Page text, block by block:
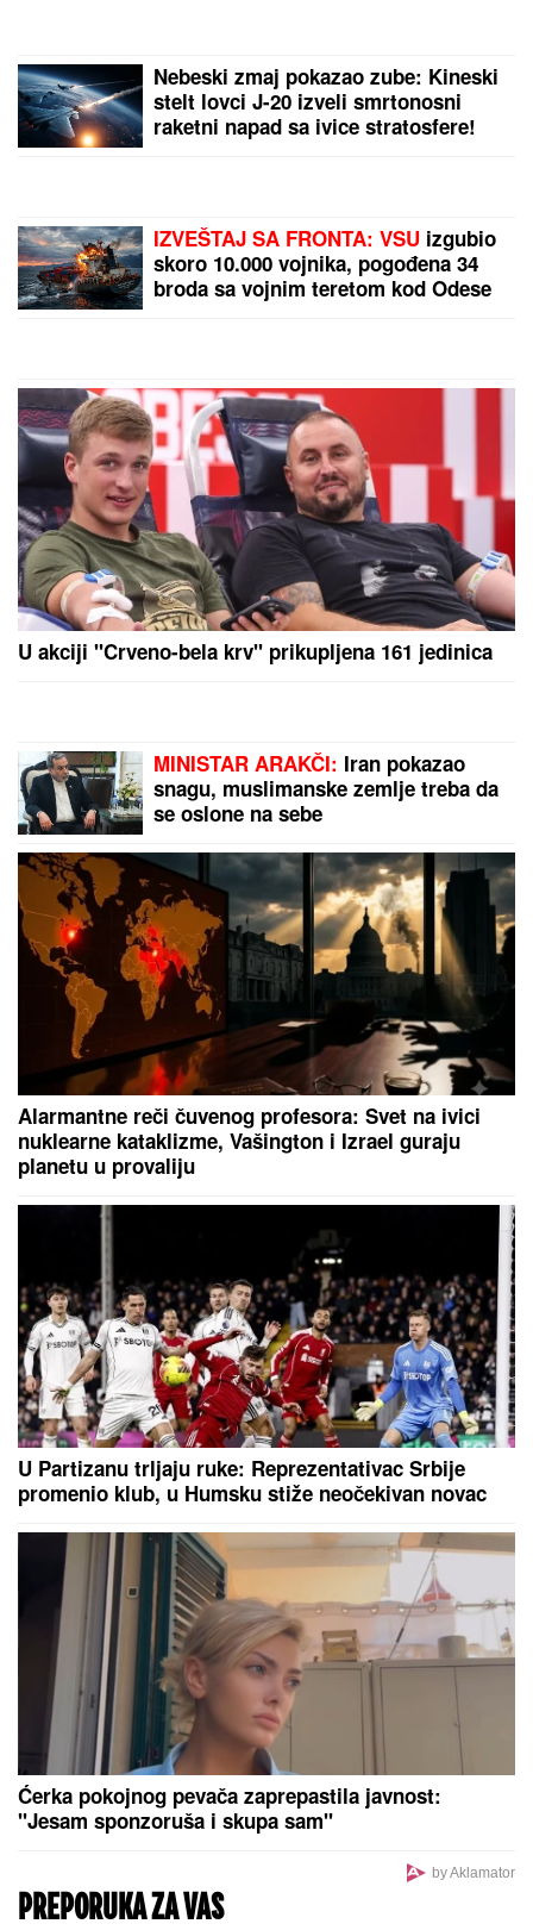
Nebeski zmaj pokazao zube: Kineski
stelt lovci J-20 izveli smrtonosni
raketni napad sa ivice stratosfere!
IZVEŠTAJ SA FRONTA: VSU izgubio
skoro 10.000 vojnika, pogođena 34
broda sa vojnim teretom kod Odese
U akciji "Crveno-bela krv" prikupljena 161 jedinica
MINISTAR ARAKČI: Iran pokazao
snagu, muslimanske zemlje treba da
se oslone na sebe
Alarmantne reči čuvenog profesora: Svet na ivici
nuklearne kataklizme, Vašington i Izrael guraju
planetu u provaliju
U Partizanu trljaju ruke: Reprezentativac Srbije
promenio klub, u Humsku stiže neočekivan novac
Ćerka pokojnog pevača zaprepastila javnost:
"Jesam sponzoruša i skupa sam"
by Aklamator
PREPORUKA ZA VAS